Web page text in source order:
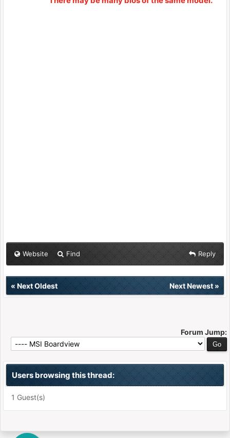
Website Find Reply
« Next Oldest Next Newest»
Forum Jump:
Users browsing this thread:
1 Guest(s)